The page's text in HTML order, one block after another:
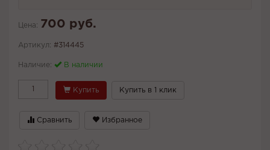
Цена: 700 руб.
Артикул: #314445
Наличие: В наличии
Купить Купить в 1 клик
Сравнить Избранное